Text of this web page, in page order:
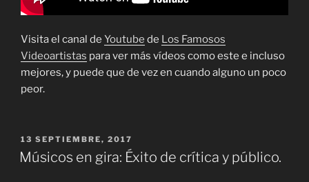
Visita el canal de Youtube de Los Famosos
Videoartistas para ver más vídeos como este e incluso
mejores, y puede que de vez en cuando alguno un poco
peor.
PUBLICADO
EL
13 SEPTIEMBRE, 2017
Músicos en gira: Éxito de crítica y público.